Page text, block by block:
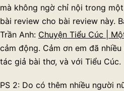
mà không ngờ chỉ nội trong
bài review cho bài review này.
Trần Anh: Chuyện Tiểu Cúc |
cảm động. Cảm ơn em đã
tác giả bài thơ, và với Tiểu Cúc.
PS 2: Do có thêm nhiều người